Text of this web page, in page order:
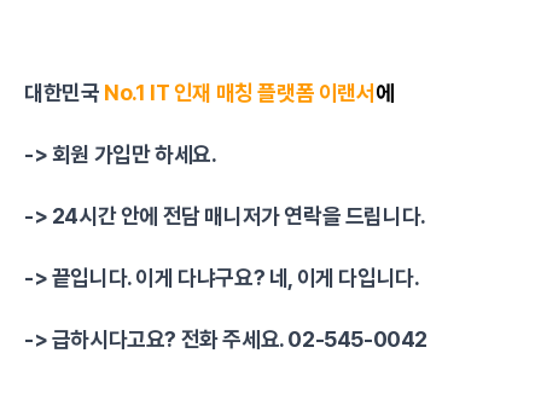
대한민국 No.1 IT 인재 매칭 플랫폼 이랜서에
-> 회원 가입만 하세요.
-> 24시간 안에 전담 매니저가 연락을 드립니다.
-> 끝입니다. 이게 다냐구요? 네, 이게 다입니다.
-> 급하시다고요? 전화 주세요. 02-545-0042